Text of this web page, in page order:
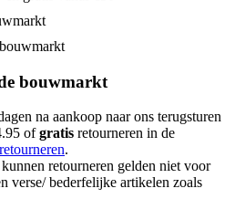
bouwmarkt
na aankoop naar ons terugsturen
ofgratis retourneren in de
retourneren.
retourneren gelden niet voor
verse/ bederfelijke artikelen zoals